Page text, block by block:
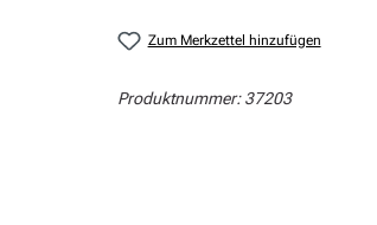
Zum Merkzettel hinzufügen
Produktnummer:37203